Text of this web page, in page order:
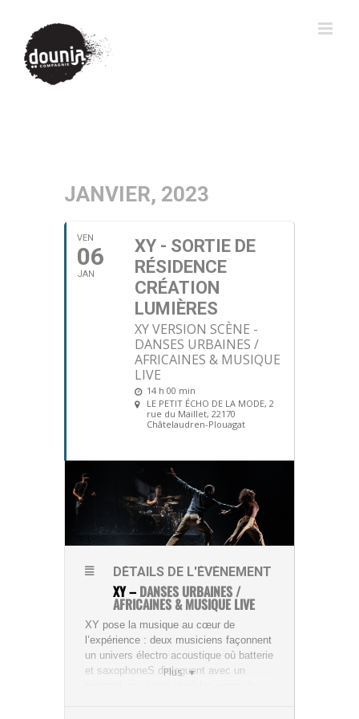
JANVIER, 2023
VEN
06
JAN
XY - SORTIE DE
RÉSIDENCE
CRÉATION
LUMIÈRES
XY VERSION SCÈNE -
DANSES URBAINES /
AFRICAINES & MUSIQUE
LIVE
14 h 00 min
LE PETIT ÉCHO DE LA MODE, 2
rue du Maillet, 22170
Châtelaudren-Plouagat
Plus
DÉTAILS DE L'ÉVÈNEMENT
XY – DANSES URBAINES /
AFRICAINES & MUSIQUE LIVE
XY pose la musique au cœur de
l’expérience : deux musiciens façonnent
un univers électro acoustique où batterie
et saxophoneS dialoguent avec un